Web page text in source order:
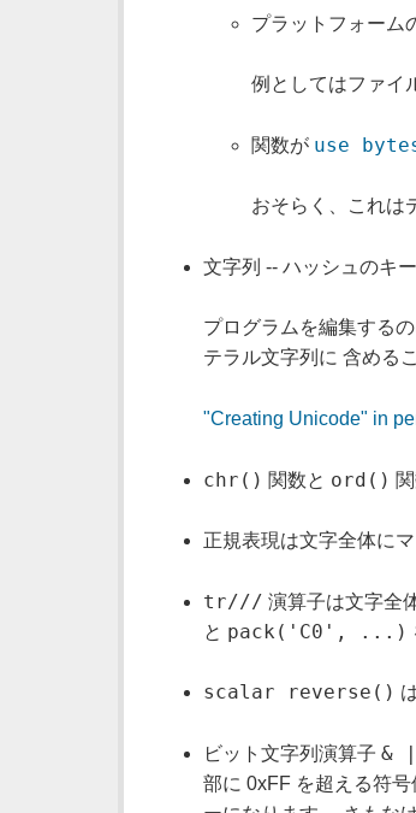
プラットフォーム
例としてはファイ
関数が use
おそらく、これは
文字列 -- ハッシュのキ
プログラムを編集する
テラル文字列に 含める
"Creating Unicode" in
chr() 関数と ord()
正規表現は文字全体に
tr/// 演算子は文字全
と pack('C0', ...)
scalar reverse()
ビット文字列演算子 &
部に 0xFF を超える符